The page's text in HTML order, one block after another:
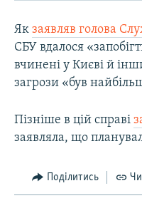
Якзаявляв голова
СБУ вдалося
вчинені у Києві й
загрози «був
Пізніше в цій справі
заявляла, що
Поділитись